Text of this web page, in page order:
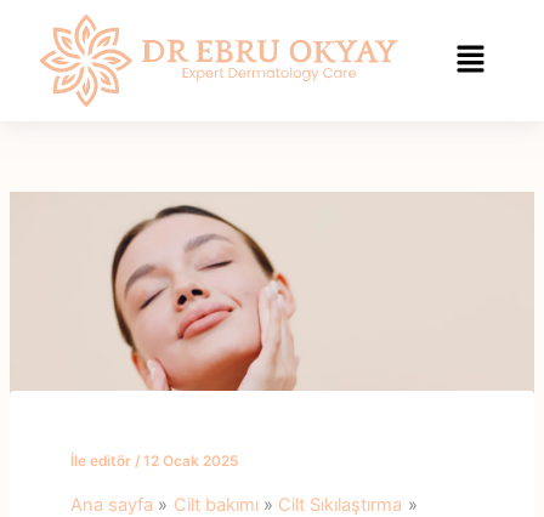
İle editör / 12 Ocak 2025
Ana sayfa Cilt bakımı
Cilt Sıkılaştırma